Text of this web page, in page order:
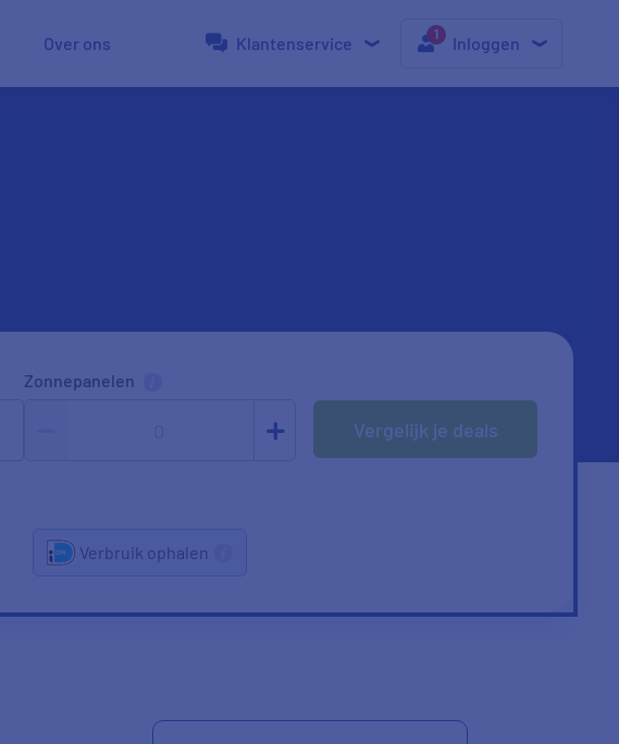
Over ons Klantenservice Inloggen
Zonnepanelen
Vergelijk je deals
Verbruik ophalen